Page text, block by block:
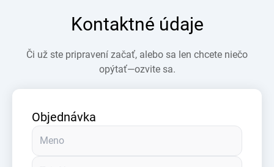
Kontaktné údaje
Či už ste pripravení začať, alebo sa len chcete niečo
opýtať—ozvite sa.
Objednávka